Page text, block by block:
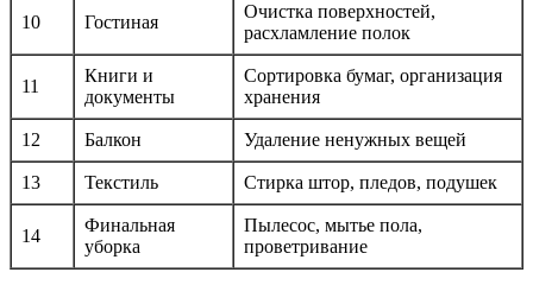
10 Гостиная
Очистка поверхностей,
расхламление полок
11
Книги и
документы
Сортировка бумаг, организация
хранения
12 Балкон Удаление ненужных вещей
13 Текстиль Стирка штор, пледов, подушек
14
Финальная
уборка
Пылесос, мытье пола,
проветривание